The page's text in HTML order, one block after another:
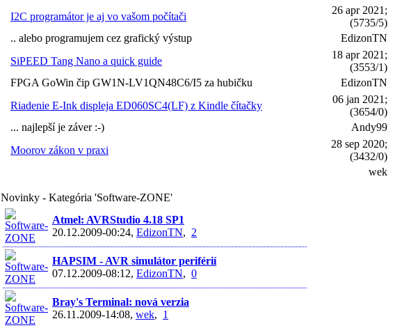
I2C programátor je aj vo vašom počítači
26 apr 2021;
(5735/5)
.. alebo programujem cez grafický výstup
EdizonTN
SiPEED Tang Nano a quick guide
18 apr 2021;
(3553/1)
FPGA GoWin čip GW1N-LV1QN48C6/I5 za hubičku
EdizonTN
Riadenie E-Ink displeja ED060SC4(LF) z Kindle čítačky
06 jan 2021;
(3654/0)
... najlepší je záver :-)
Andy99
Moorov zákon v praxi
28 sep 2020;
(3432/0)
wek
Novinky - Kategória 'Software-ZONE'
Atmel: AVRStudio 4.18 SP1
20.12.2009-00:24, EdizonTN, 2
HAPSIM - AVR simulátor periférií
07.12.2009-08:12, EdizonTN, 0
Bray's Terminal: nová verzia
26.11.2009-14:08, wek, 1